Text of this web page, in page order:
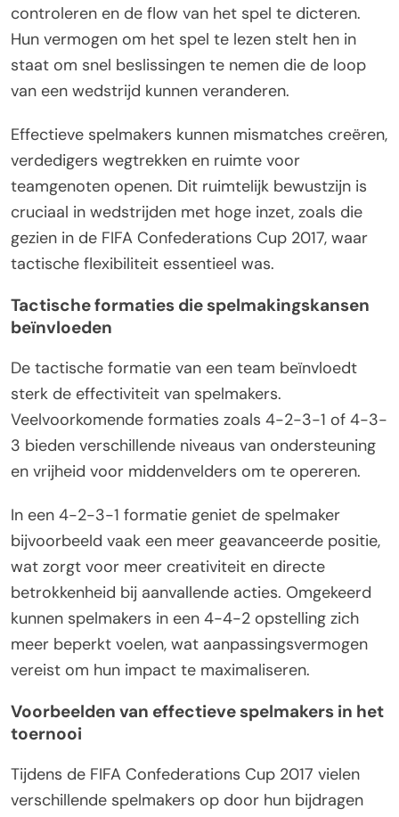
controleren en de flow van het spel te dicteren.
Hun vermogen om het spel te lezen stelt hen in
staat om snel beslissingen te nemen die de loop
van een wedstrijd kunnen veranderen.
Effectieve spelmakers kunnen mismatches creëren,
verdedigers wegtrekken en ruimte voor
teamgenoten openen. Dit ruimtelijk bewustzijn is
cruciaal in wedstrijden met hoge inzet, zoals die
gezien in de FIFA Confederations Cup 2017, waar
tactische flexibiliteit essentieel was.
Tactische formaties die spelmakingskansen
beïnvloeden
De tactische formatie van een team beïnvloedt
sterk de effectiviteit van spelmakers.
Veelvoorkomende formaties zoals 4-2-3-1 of 4-3-
3 bieden verschillende niveaus van ondersteuning
en vrijheid voor middenvelders om te opereren.
In een 4-2-3-1 formatie geniet de spelmaker
bijvoorbeeld vaak een meer geavanceerde positie,
wat zorgt voor meer creativiteit en directe
betrokkenheid bij aanvallende acties. Omgekeerd
kunnen spelmakers in een 4-4-2 opstelling zich
meer beperkt voelen, wat aanpassingsvermogen
vereist om hun impact te maximaliseren.
Voorbeelden van effectieve spelmakers in het
toernooi
Tijdens de FIFA Confederations Cup 2017 vielen
verschillende spelmakers op door hun bijdragen